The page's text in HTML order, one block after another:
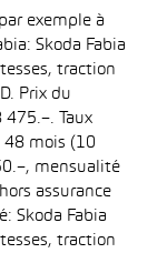
exemple à
Skoda Fabia
traction
Prix du
Taux
48 mois (10
mensualité
assurance
Skoda Fabia
traction